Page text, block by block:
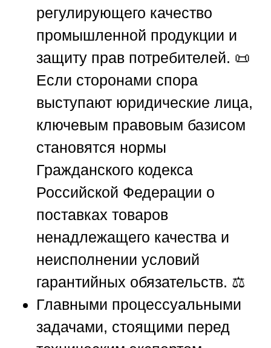
регулирующего качество
промышленной продукции и
защиту прав потребителей. 📜
Если сторонами спора
выступают юридические лица,
ключевым правовым базисом
становятся нормы
Гражданского кодекса
Российской Федерации о
поставках товаров
ненадлежащего качества и
неисполнении условий
гарантийных обязательств. ⚖️
Главными процессуальными
задачами, стоящими перед